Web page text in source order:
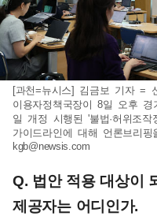
[과천=뉴시스] 김금보 기자 =
이용자정책국장이 8일 오후
일 개정 시행된 '불법·허위조
가이드라인에 대해 언론브리
kgb@newsis.com
Q. 법안 적용 대상이
제공자는 어디인가.